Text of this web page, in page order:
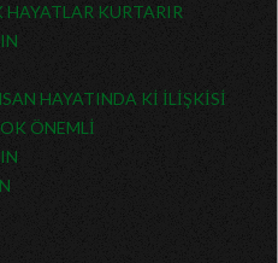
HAYATLAR KURTARIR
HAYATINDA Kİ İLİŞKİSİ
ÖNEMLİ